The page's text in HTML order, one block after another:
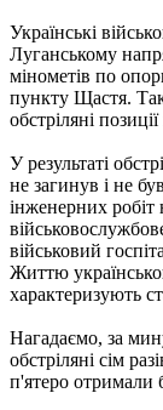
Українські
Луганському
мінометів по
пункту Щастя.
обстріляні
У результаті
не загинув і не
інженерних
військовий
Життю
характеризують
Нагадаємо, за
обстріляні сім
п'ятеро отримали